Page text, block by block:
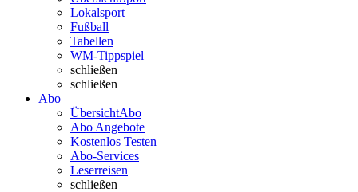
Lokalsport
Fußball
Tabellen
WM-Tippspiel
schließen
schließen
Abo
ÜbersichtAbo
Abo Angebote
Kostenlos Testen
Abo-Services
Leserreisen
schließen